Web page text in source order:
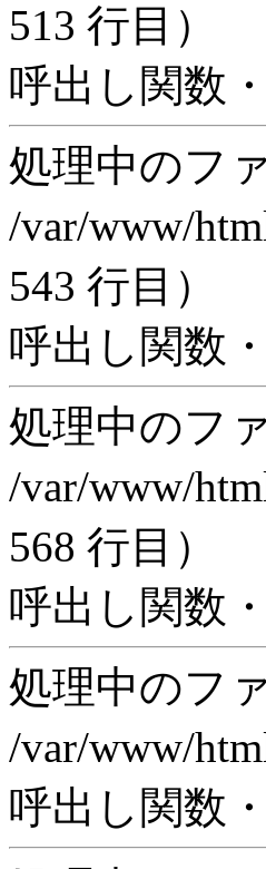
513 行目）
呼出し関数
処理中のフ
/var/www/
543 行目）
呼出し関数
処理中のフ
/var/www/
568 行目）
呼出し関数
処理中のフ
/var/www/
呼出し関数